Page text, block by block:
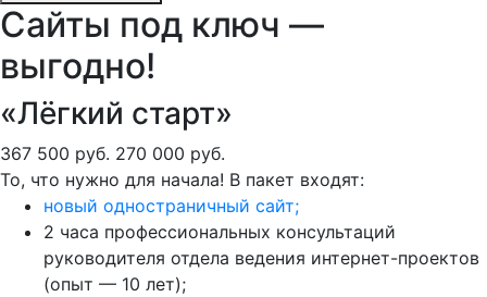
Сайты под ключ —
выгодно!
«Лёгкий старт»
367 500 руб. 270 000 руб.
То, что нужно для начала! В пакет входят:
новый одностраничный сайт;
2 часа профессиональных консультаций
руководителя отдела ведения интернет-проектов
(опыт — 10 лет);